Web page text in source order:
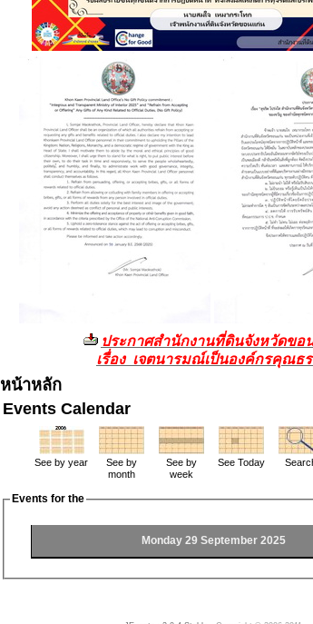
ประกาศสำนักงานที่ดินจังหวัดขอ
เรื่อง เจตนารมณ์เป็นองค์กรคุณธ
หน้าหลัก
Events Calendar
See by year
See by
month
See by
week
See Today
Events for the
Monday 29 September 2025